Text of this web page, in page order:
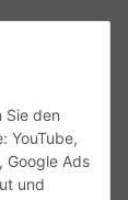
Sie den
YouTube,
Google Ads
und